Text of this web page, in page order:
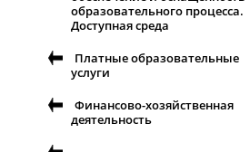
образовательного процесса.
Доступная среда
Платные образовательные
услуги
Финансово-хозяйственная
деятельность